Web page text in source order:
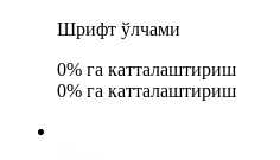
Шрифт ўлчами
0% га катталаштириш
0% га катталаштириш